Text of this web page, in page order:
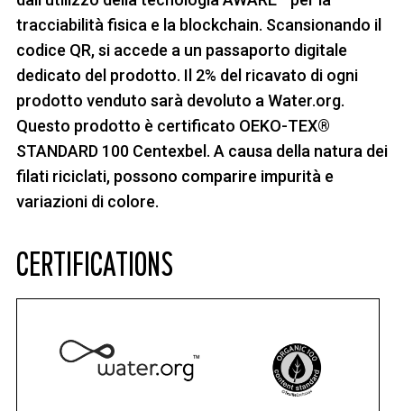
tracciabilità fisica e la blockchain. Scansionando il
codice QR, si accede a un passaporto digitale
dedicato del prodotto. Il 2% del ricavato di ogni
prodotto venduto sarà devoluto a Water.org.
Questo prodotto è certificato OEKO-TEX®
STANDARD 100 Centexbel. A causa della natura dei
filati riciclati, possono comparire impurità e
variazioni di colore.
CERTIFICATIONS